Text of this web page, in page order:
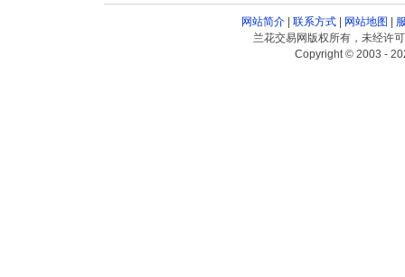
网站简介| 联系方式| 网站地图 |
兰花交易网版权所有，未经许
Copyright © 2003 -